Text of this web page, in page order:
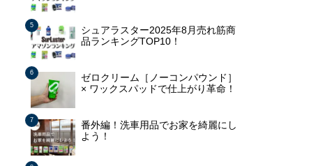
シュアラスター2025年8月売れ筋商
品ランキングTOP10！
ゼロクリーム［ノーコンパウンド］
× ワックスパッドで仕上がり革命！
番外編！洗車用品でお家を綺麗にし
よう！